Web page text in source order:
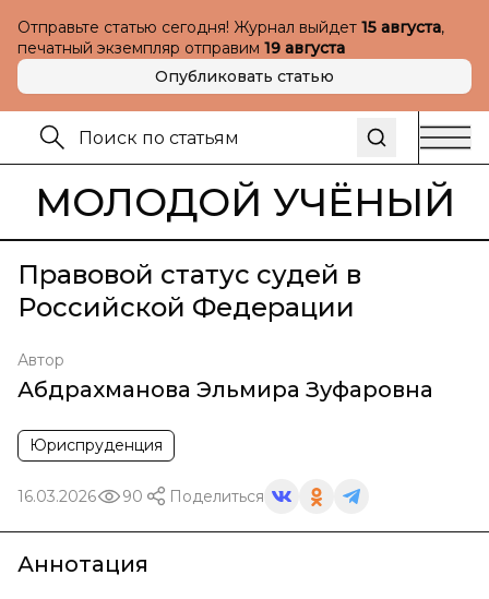
Отправьте статью сегодня! Журнал выйдет 15 августа,
печатный экземпляр отправим 19 августа
Опубликовать статью
МОЛОДОЙ УЧЁНЫЙ
Правовой статус судей в
Российской Федерации
Автор
Абдрахманова Эльмира Зуфаровна
Юриспруденция
16.03.2026 90 Поделиться
Аннотация